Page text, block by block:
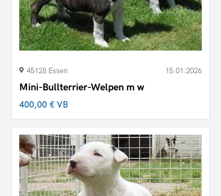
45128 Essen 15.01.2026
Mini-Bullterrier-Welpen m w
400,00 €VB